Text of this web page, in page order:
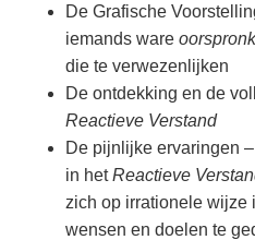
De Grafische
iemands ware
die te verwezenlijken
De ontdekking en de
Reactieve Verstand
De pijnlijke ervaringen
in hetReactieve
zich op irrationele wijze
wensen en doelen te